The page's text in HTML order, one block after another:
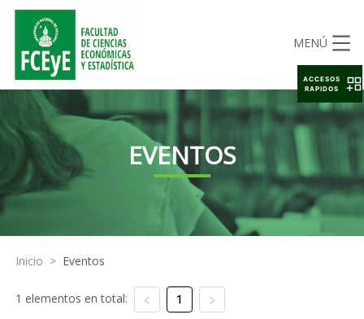
MENÚ
EVENTOS
Inicio > Eventos
1 elementos en total: 1
ACCESOS
RAPIDOS